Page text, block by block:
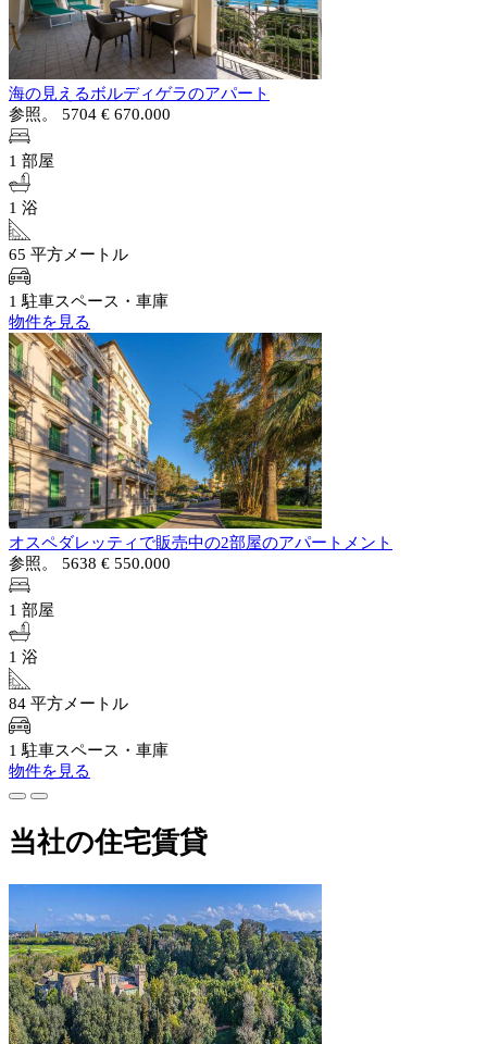
海の見えるボルディゲラのアパート
参照。 5704 € 670.000
1 部屋
1 浴
65 平方メートル
1 駐車スペース・車庫
物件を見る
オスペダレッティで販売中の2部屋のアパートメント
参照。 5638 € 550.000
1 部屋
1 浴
84 平方メートル
1 駐車スペース・車庫
物件を見る
当社の住宅賃貸